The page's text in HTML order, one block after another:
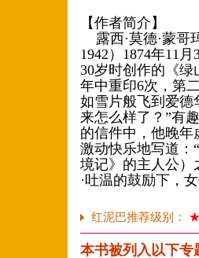
【作者简介】
露西·莫德·蒙哥
1942）1874年11
30岁时创作的《
年中重印6次，第
如雪片般飞到爱德
来怎么样了？”有
的信件中，他晚
激动快乐地写道：
境记》的主人公）
·吐温的鼓励下，
红泥巴推荐级别：
本书被列入以下专